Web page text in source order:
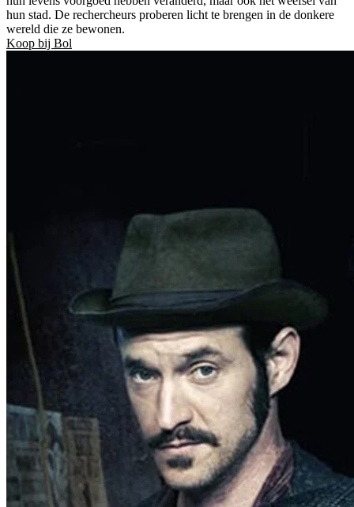
hun stad. De rechercheurs proberen licht te brengen in de donkere
wereld die ze bewonen.
Koop bij Bol